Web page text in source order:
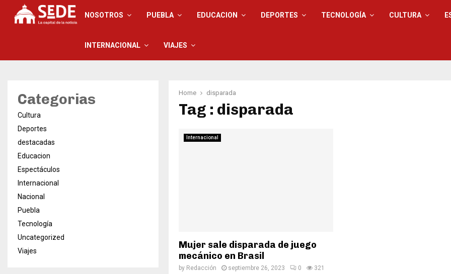
NOSOTROS PUEBLA EDUCACION DEPORTES TECNOLOGÍA CULTURA
INTERNACIONAL VIAJES
Home disparada
Tag : disparada
Internacional
Mujer sale disparada de juego
mecánico en Brasil
by Redacción septiembre 26, 2023 0 321
Categorias
Cultura
Deportes
destacadas
Educacion
Espectáculos
Internacional
Nacional
Puebla
Tecnología
Uncategorized
Viajes